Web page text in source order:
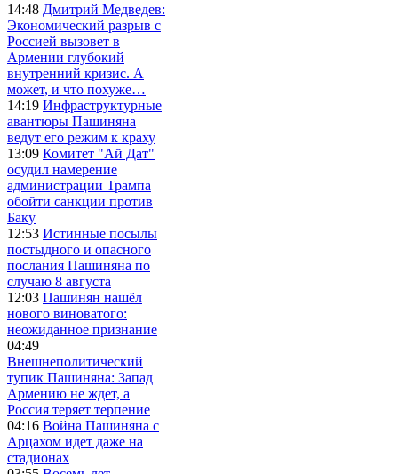
14:48 Дмитрий Медведев:
Экономический разрыв с
Россией вызовет в
Армении глубокий
внутренний кризис. А
может, и что похуже…
14:19 Инфраструктурные
авантюры Пашиняна
ведут его режим к краху
13:09 Комитет "Ай Дат"
осудил намерение
администрации Трампа
обойти санкции против
Баку
12:53 Истинные посылы
постыдного и опасного
послания Пашиняна по
случаю 8 августа
12:03 Пашинян нашёл
нового виноватого:
неожиданное признание
04:49
Внешнеполитический
тупик Пашиняна: Запад
Армению не ждет, а
Россия теряет терпение
04:16 Война Пашиняна с
Арцахом идет даже на
стадионах